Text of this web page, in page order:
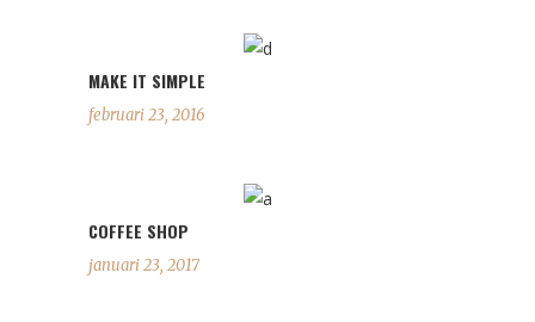
MAKE IT SIMPLE
februari 23, 2016
COFFEE SHOP
januari 23, 2017